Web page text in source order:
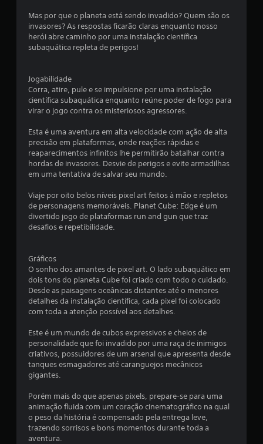
o
e
2
c
s
s
i
i
a
ç
Mas por que o planeta está sendo invadido? Quem são os
invasores? As respostas ficarão claras enquanto nosso
herói abre caminho por uma instalação científica
subaquática repleta de perigos!
Jogabilidade
Corra, atire, pule e se impulsione por uma instalação
científica subaquática enquanto reúne poder de fogo para
virar o jogo contra os misteriosos agressores.
Esta é uma aventura em alta velocidade com ação de alta
precisão em plataformas, onde reações rápidas e
reaparecimentos infinitos lhe permitirão batalhar contra
hordas de invasores. Desvie de perigos e evite armadilhas
em uma tentativa de salvar seu mundo.
Viaje por oito belos níveis pixel art feitos à mão e repletos
de personagens memoráveis. Planet Cube: Edge é um
divertido jogo de plataformas run and gun que traz
desafios e repetibilidade.
Gráficos
O sonho dos amantes de pixel art. O lado subaquático em
dois tons do planeta Cube foi criado com todo o cuidado.
Desde as paisagens oceânicas distantes até o menores
detalhes da instalação científica, cada pixel foi colocado
com toda a atenção possível aos detalhes.
Este é um mundo de cubos expressivos e cheios de
personalidade que foi invadido por uma raça de inimigos
criativos, possuidores de um arsenal que apresenta desde
tanques esmagadores até caranguejos mecânicos
gigantes.
Porém mais do que apenas pixels, prepare-se para uma
animação fluida com um coração cinematográfico na qual
o peso da história é compensado pela entrega leve,
trazendo sorrisos e bons momentos durante toda a
aventura.